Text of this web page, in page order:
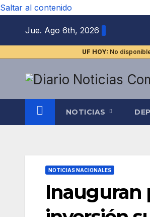
Saltar al contenido
Jue. Ago 6th, 2026
UF HOY: No
NOTICIAS
NOTICIAS NACIONALES
Inauguran